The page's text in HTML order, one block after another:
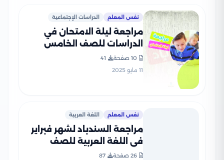
نفس المعلم الدراسات الإجتماعية
مراجعة ليلة الامتحان في
الدراسات للصف الخامس
كتاب السندباد
10 صفحة
41
11 مايو 2025
نفس المعلم اللغة العربية
مراجعة السندباد لشهر فبراير
في اللغة العربية للصف
الخامس الابتدائي الترم الثاني
26 صفحة
87